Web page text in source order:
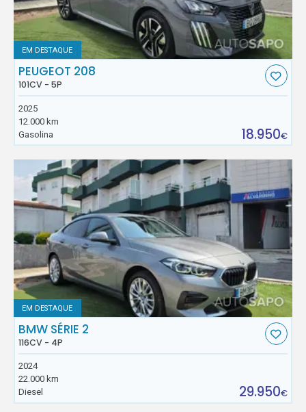
EM DESTAQUE
PEUGEOT 208
101CV - 5P
2025
12.000 km
Gasolina
18.950€
EM DESTAQUE
BMW SÉRIE 2
116CV - 4P
2024
22.000 km
Diesel
29.950€